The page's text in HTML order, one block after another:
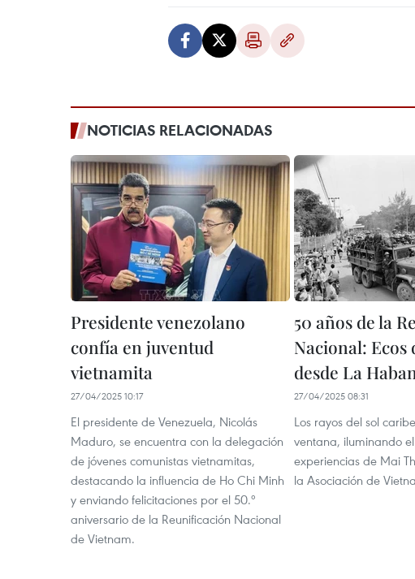
NOTICIAS RELACIONADAS
Presidente venezolano
confía en juventud
vietnamita
27/04/2025 10:17
El presidente de Venezuela, Nicolás
Maduro, se encuentra con la delegación
de jóvenes comunistas vietnamitas,
destacando la influencia de Ho Chi Minh
y enviando felicitaciones por el 50.º
aniversario de la Reunificación Nacional
de Vietnam.
50 años de la
Nacional: Ecos
desde La
27/04/2025 08:31
Los rayos del sol
ventana, iluminando
experiencias de Mai
la Asociación de